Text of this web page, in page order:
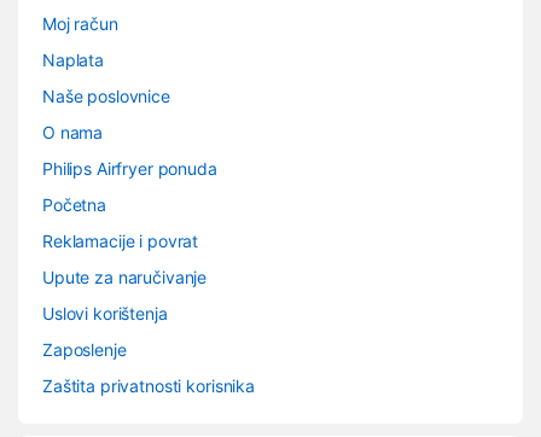
Moj račun
Naplata
Naše poslovnice
O nama
Philips Airfryer ponuda
Početna
Reklamacije i povrat
Upute za naručivanje
Uslovi korištenja
Zaposlenje
Zaštita privatnosti korisnika